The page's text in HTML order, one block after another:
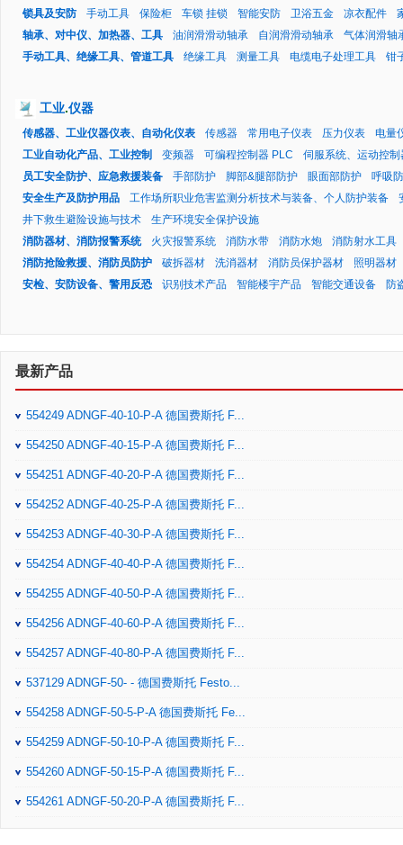
锁具及安防
手动工具 保险柜 车锁 挂锁 智能安防 卫浴五金 凉衣配件
轴承、对中仪、加热器、工具
油润滑滑动轴承 自润滑滑动轴承
气体润滑轴
手动工具、绝缘工具、管道工具
绝缘工具 测量工具 电缆电子处理工具 钳
工业.仪器
传感器、工业仪器仪表、自动化仪表 传感器 常用电子仪表 压力仪表
电量
工业自动化产品、工业控制
变频器 可编程控制器 PLC
伺服系统、运动控
员工安全防护、应急救援装备
手部防护 脚部&腿部防护 眼面部防护
呼吸
安全生产及防护用品
工作场所职业危害监测分析技术与装备、个人防护装备
井下救生避险设施与技术
生产环境安全保护设施
消防器材、消防报警系统
火灾报警系统 消防水带 消防水炮
消防射水工具
消防抢险救援、消防员防护
破拆器材 洗消器材 消防员保护器材
照明器材
安检、安防设备、警用反恐
识别技术产品 智能楼宇产品 智能交通设备 防
最新产品
554249 ADNGF-40-10-P-A 德国费斯托 F...
554250 ADNGF-40-15-P-A 德国费斯托 F...
554251 ADNGF-40-20-P-A 德国费斯托 F...
554252 ADNGF-40-25-P-A 德国费斯托 F...
554253 ADNGF-40-30-P-A 德国费斯托 F...
554254 ADNGF-40-40-P-A 德国费斯托 F...
554255 ADNGF-40-50-P-A 德国费斯托 F...
554256 ADNGF-40-60-P-A 德国费斯托 F...
554257 ADNGF-40-80-P-A 德国费斯托 F...
537129 ADNGF-50- - 德国费斯托 Festo...
554258 ADNGF-50-5-P-A 德国费斯托 Fe...
554259 ADNGF-50-10-P-A 德国费斯托 F...
554260 ADNGF-50-15-P-A 德国费斯托 F...
554261 ADNGF-50-20-P-A 德国费斯托 F...